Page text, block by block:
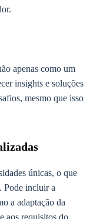
apenas como um
insights e soluções
mesmo que isso
únicas, o que
Pode incluir a
a adaptação da
aos requisitos do